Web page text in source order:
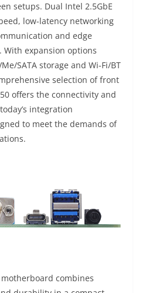
setups. Dual Intel 2.5GbE
low-latency networking
and edge
expansion options
SATA storage and Wi-Fi/BT
selection of front
offers the connectivity and
integration
to meet the demands of
combines